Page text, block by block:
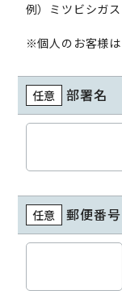
例）ミツビシガ
※個人のお客様は
任意 部署名
任意 郵便番号